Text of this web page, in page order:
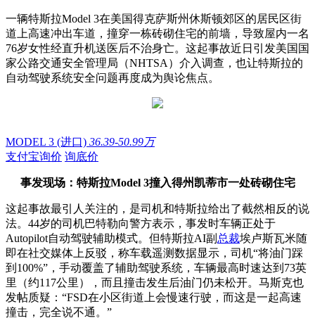
一辆特斯拉Model 3在美国得克萨斯州休斯顿郊区的居民区街
道上高速冲出车道，撞穿一栋砖砌住宅的前墙，导致屋内一名
76岁女性经直升机送医后不治身亡。这起事故近日引发美国国
家公路交通安全管理局（NHTSA）介入调查，也让特斯拉的
自动驾驶系统安全问题再度成为舆论焦点。
MODEL 3 (进口) 36.39-50.99万
支付宝询价 询底价
事发现场：特斯拉Model 3撞入得州凯蒂市一处砖砌住宅
这起事故最引人关注的，是司机和特斯拉给出了截然相反的说
法。44岁的司机巴特勒向警方表示，事发时车辆正处于
Autopilot自动驾驶辅助模式。但特斯拉AI副 总裁埃卢斯瓦米随
即在社交媒体上反驳，称车载遥测数据显示，司机“将油门踩
到100%”，手动覆盖了辅助驾驶系统，车辆最高时速达到73英
里（约117公里），而且撞击发生后油门仍未松开。马斯克也
发帖质疑：“FSD在小区街道上会慢速行驶，而这是一起高速
撞击，完全说不通。”